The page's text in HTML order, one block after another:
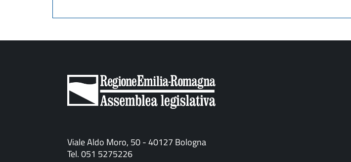
Viale Aldo Moro, 50 - 40127 Bologna
Tel. 051 5275226